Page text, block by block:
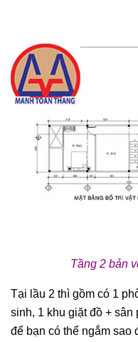
Tầng 2 bản
Tại lầu 2 thì gồm có 1
sinh, 1 khu giặt đồ +
để bạn có thể ngắm sao